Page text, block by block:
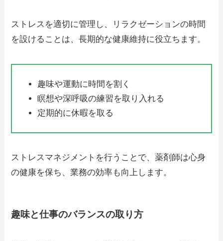
ストレスを適切に管理し、リラクゼーションの時間
を設けることは、長期的な健康維持に役立ちます。
趣味や運動に時間を割く
瞑想や深呼吸の練習を取り入れる
定期的に休暇を取る
ストレスマネジメントを行うことで、薬剤師は心身
の健康を保ち、業務の効率も向上します。
趣味と仕事のバランスの取り方